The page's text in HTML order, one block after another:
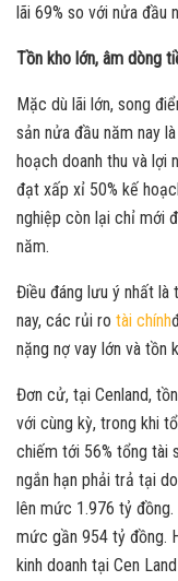
lãi 69% so với nửa đầu
Tồn kho lớn, âm dòng
Mặc dù lãi lớn, song
sản nửa đầu năm nay
hoạch doanh thu và lợi
đạt xấp xỉ 50% kế
nghiệp còn lại chỉ mới
năm.
Điều đáng lưu ý nhất là
nay, các rủi ro tài chính
nặng nợ vay lớn và tồn
Đơn cử, tại Cenland,
với cùng kỳ, trong khi
chiếm tới 56% tổng tài
ngắn hạn phải trả tại
lên mức 1.976 tỷ đồng.
mức gần 954 tỷ đồng.
kinh doanh tại Cen